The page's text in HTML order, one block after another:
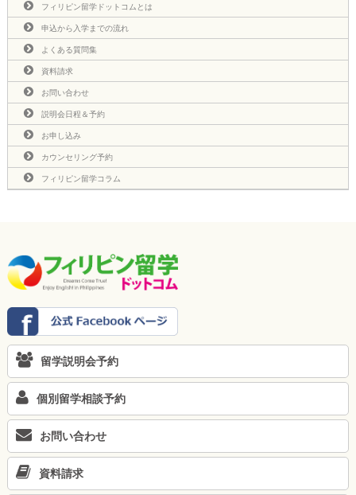
フィリピン留学ドットコムとは
申込から入学までの流れ
よくある質問集
資料請求
お問い合わせ
説明会日程＆予約
お申し込み
カウンセリング予約
フィリピン留学コラム
留学説明会予約
個別留学相談予約
お問い合わせ
資料請求